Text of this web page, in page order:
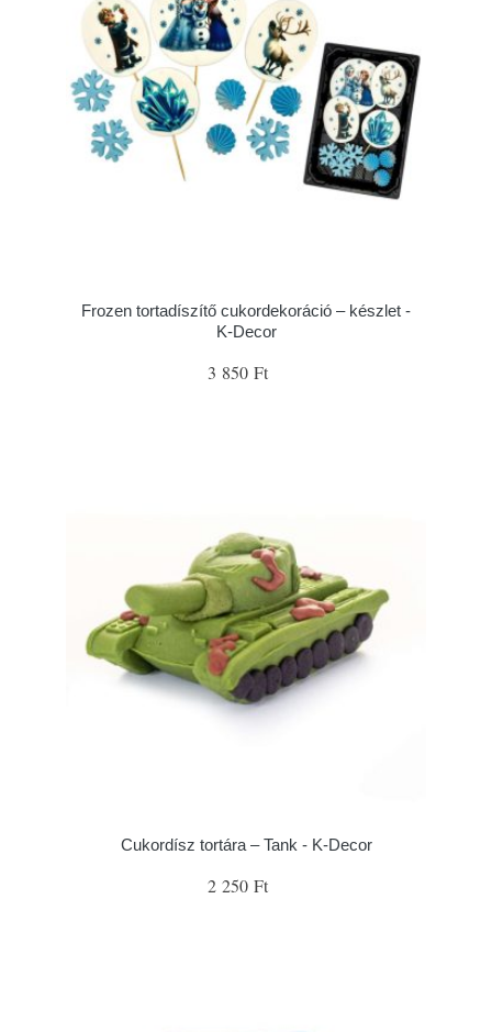
Frozen tortadíszítő cukordekoráció – készlet -
K-Decor
3 850 Ft
Cukordísz tortára – Tank - K-Decor
2 250 Ft